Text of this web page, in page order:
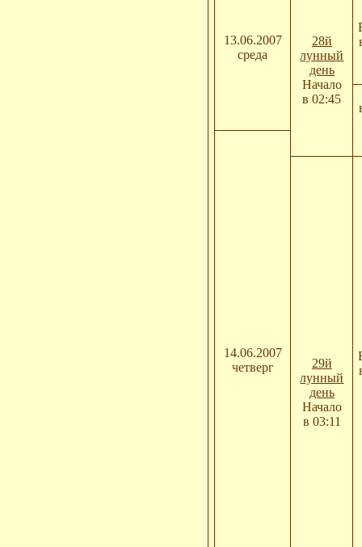
13.06.2007
среда
28й
лунный
день
Начало
в 02:45
14.06.2007
четверг
29й
лунный
день
Начало
в 03:11